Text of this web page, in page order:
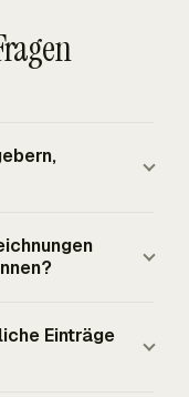
objektive,
führen, die es
Zugriff auf
haben,
Die nützliche
Einträge